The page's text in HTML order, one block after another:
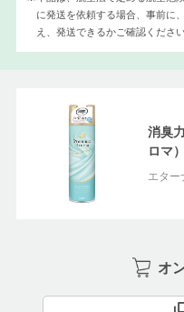
に発送を依頼する場合、事前に、
え、発送できるかご確認ください
消臭
ロマ
エター
オ